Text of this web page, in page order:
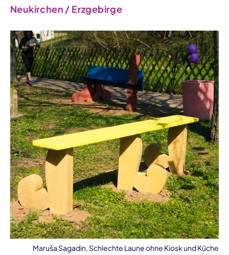
Neukirchen / Erzgebirge
Maruša Sagadin, Schlechte Laune ohne Kiosk und Küche